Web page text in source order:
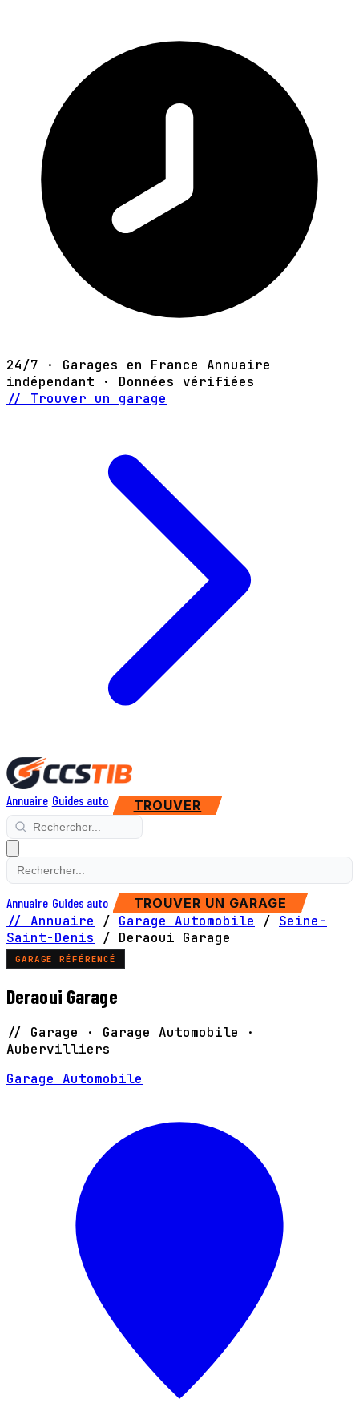
24/7 · Garages en France Annuaire
indépendant · Données vérifiées
// Trouver un garage
Annuaire Guides auto TROUVER
Annuaire Guides auto TROUVER UN GARAGE
// Annuaire / Garage Automobile / Seine-
Saint-Denis
/ Deraoui Garage
GARAGE RÉFÉRENCÉ
Deraoui Garage
// Garage · Garage Automobile ·
Aubervilliers
Garage Automobile